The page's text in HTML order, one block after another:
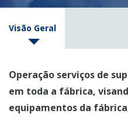
Visão Geral
Operação serviços de
em toda a fábrica,
equipamentos da